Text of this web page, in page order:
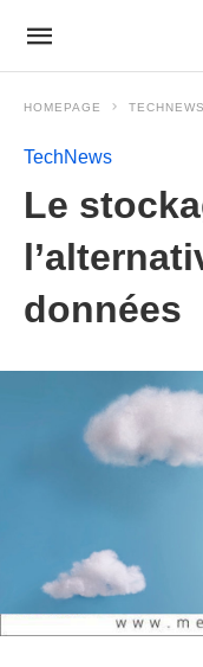
HOMEPAGE TECHNEWS
TechNews
Le
données